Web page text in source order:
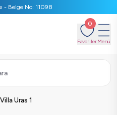
- Belge No: 11098
0
FavorilerMenü
Villa Uras 1